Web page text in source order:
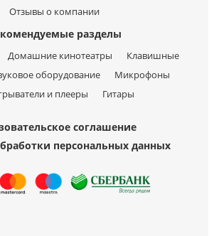
Отзывы о компании
разделы
Домашние кинотеатры
Клавишные
оборудование
Микрофоны
и плееры
Гитары
соглашение
персональных данных